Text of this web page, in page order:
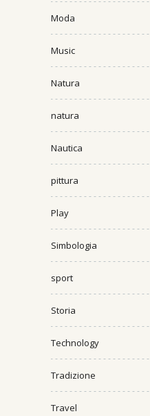
Moda
Music
Natura
natura
Nautica
pittura
Play
Simbologia
sport
Storia
Technology
Tradizione
Travel